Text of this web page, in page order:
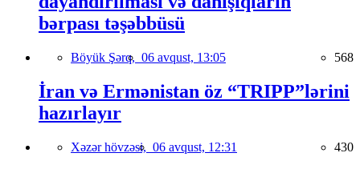
bərpası təşəbbüsü
Böyük Şərq, 06 avqust, 13:05 568
İran və Ermənistan öz “TRIPP”lərini
hazırlayır
Xəzər hövzəsi, 06 avqust, 12:31 430